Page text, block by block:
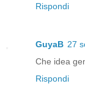
Rispondi
GuyaB 27
Che idea
Rispondi